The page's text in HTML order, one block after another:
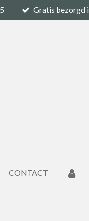
Gratis bezorgd
CONTACT